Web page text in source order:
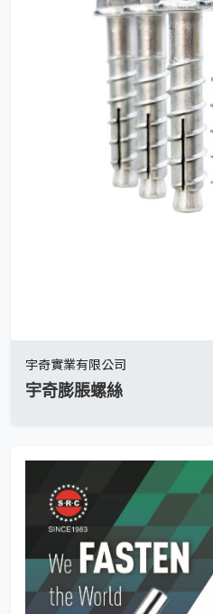
宇奇實業有限公司
宇奇膨脹螺絲